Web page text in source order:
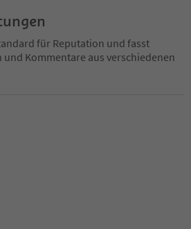
für Reputation und fasst
Kommentare aus verschiedenen